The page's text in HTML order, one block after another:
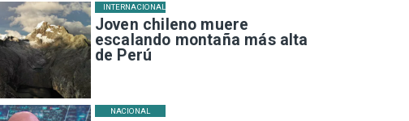
Joven chileno muere
escalando montaña más alta
de Perú
INTERNACIONAL
NACIONAL